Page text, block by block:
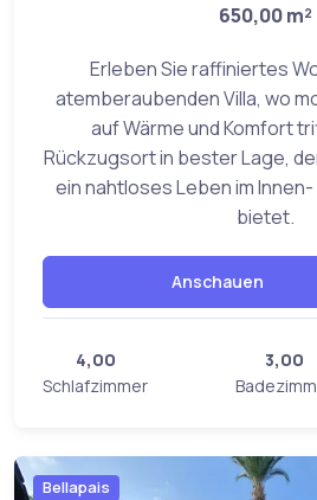
650,00 m²
Erleben Sie raffiniertes
atemberaubenden Villa, wo
auf Wärme und Komfort
Rückzugsort in bester Lage,
ein nahtloses Leben im
bietet.
Anschauen
4,00
Schlafzimmer
3,00
Bellapais